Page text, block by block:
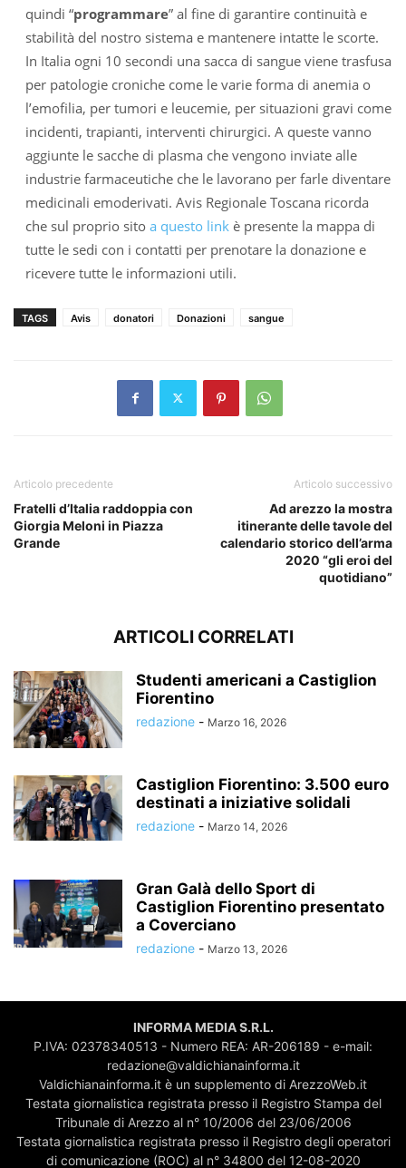
quindi “programmare” al fine di garantire continuità e
stabilità del nostro sistema e mantenere intatte le scorte.
In Italia ogni 10 secondi una sacca di sangue viene trasfusa
per patologie croniche come le varie forma di anemia o
l’emofilia, per tumori e leucemie, per situazioni gravi come
incidenti, trapianti, interventi chirurgici. A queste vanno
aggiunte le sacche di plasma che vengono inviate alle
industrie farmaceutiche che le lavorano per farle diventare
medicinali emoderivati. Avis Regionale Toscana ricorda
che sul proprio sito a questo link è presente la mappa di
tutte le sedi con i contatti per prenotare la donazione e
ricevere tutte le informazioni utili.
TAGS Avis donatori Donazioni sangue
Articolo precedente
Fratelli d’Italia raddoppia con
Giorgia Meloni in Piazza
Grande
Articolo successivo
Ad arezzo la mostra
itinerante delle tavole del
calendario storico dell’arma
2020 “gli eroi del
quotidiano”
ARTICOLI CORRELATI
Studenti americani a Castiglion
Fiorentino
redazione - Marzo 16, 2026
Castiglion Fiorentino: 3.500 euro
destinati a iniziative solidali
redazione - Marzo 14, 2026
Gran Galà dello Sport di
Castiglion Fiorentino presentato
a Coverciano
redazione - Marzo 13, 2026
INFORMA MEDIA S.R.L.
P.IVA: 02378340513 - Numero REA: AR-206189 - e-mail:
redazione@valdichianainforma.it
Valdichianainforma.it è un supplemento di ArezzoWeb.it
Testata giornalistica registrata presso il Registro Stampa del
Tribunale di Arezzo al n° 10/2006 del 23/06/2006
Testata giornalistica registrata presso il Registro degli operatori
di comunicazione (ROC) al n° 34800 del 12-08-2020